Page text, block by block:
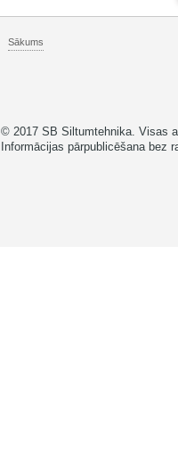
Sākums
© 2017 SB Siltumtehnika. Visas
Informācijas pārpublicēšana bez